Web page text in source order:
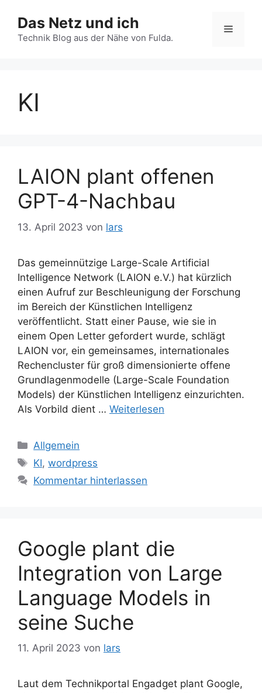
Inhalt
springen
Das Netz und ich
Technik Blog aus der Nähe von Fulda.
Menü
KI
LAION plant offenen
GPT-4-Nachbau
13. April 2023 von lars
Das gemeinnützige Large-Scale Artificial
Intelligence Network (LAION e.V.) hat kürzlich
einen Aufruf zur Beschleunigung der Forschung
im Bereich der Künstlichen Intelligenz
veröffentlicht. Statt einer Pause, wie sie in
einem Open Letter gefordert wurde, schlägt
LAION vor, ein gemeinsames, internationales
Rechencluster für groß dimensionierte offene
Grundlagenmodelle (Large-Scale Foundation
Models) der Künstlichen Intelligenz einzurichten.
Als Vorbild dient … Weiterlesen
Kategorien
Allgemein
Schlagwörter
KI,wordpress
Kommentar hinterlassen
Google plant die
Integration von Large
Language Models in
seine Suche
11. April 2023 von lars
Laut dem Technikportal Engadget plant Google,